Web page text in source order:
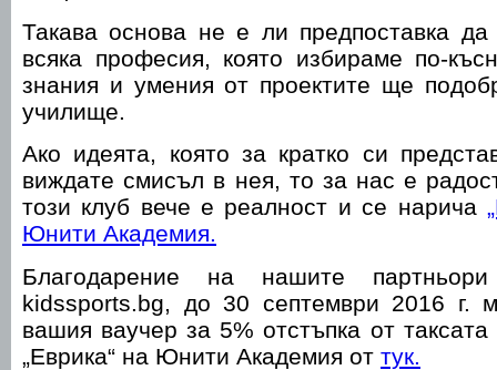
Такава основа не е ли предпоставка
всяка професия, която избираме по-
знания и умения от проектите ще
училище.
Ако идеята, която за кратко си
виждате смисъл в нея, то за нас е
този клуб вече е реалност и се нарича
Юнити Академия.
Благодарение на нашите
kidssports.bg, до 30 септември 2016 г.
вашия ваучер за 5% отстъпка от
„Еврика“ на Юнити Академия от тук.